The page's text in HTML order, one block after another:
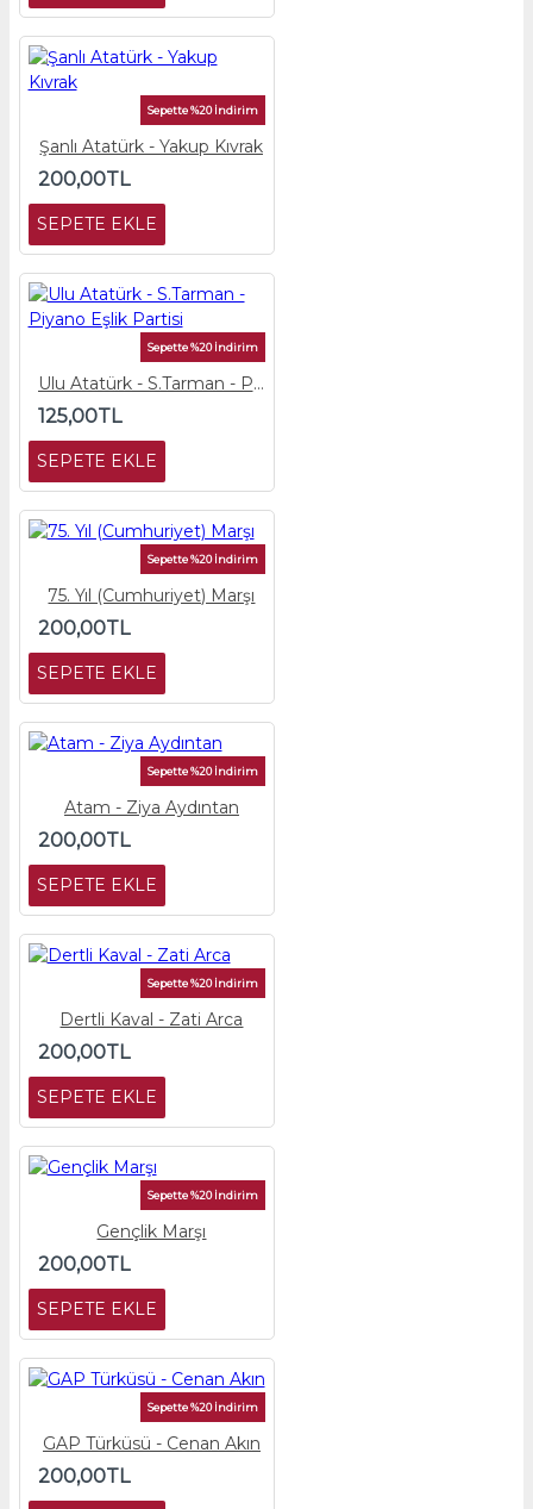
Sepette %20 İndirim
Şanlı Atatürk - Yakup Kıvrak
200,00TL
SEPETE EKLE
Sepette %20 İndirim
Ulu Atatürk - S.Tarman - Piyano Eşlik Partisi
125,00TL
SEPETE EKLE
Sepette %20 İndirim
75. Yıl (Cumhuriyet) Marşı
200,00TL
SEPETE EKLE
Sepette %20 İndirim
Atam - Ziya Aydıntan
200,00TL
SEPETE EKLE
Sepette %20 İndirim
Dertli Kaval - Zati Arca
200,00TL
SEPETE EKLE
Sepette %20 İndirim
Gençlik Marşı
200,00TL
SEPETE EKLE
Sepette %20 İndirim
GAP Türküsü - Cenan Akın
200,00TL